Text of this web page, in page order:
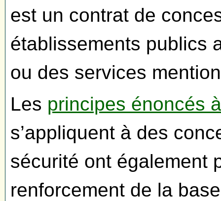
est un contrat de
établissements publics
ou des services
Les principes énoncés
s’appliquent à des
sécurité ont également
renforcement de la